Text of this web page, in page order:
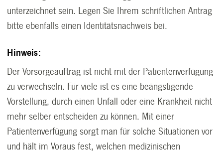
unterzeichnet sein. Legen Sie Ihrem schriftlichen Antrag
bitte ebenfalls einen Identitätsnachweis bei.
Hinweis:
Der Vorsorgeauftrag ist nicht mit der Patientenverfügung
zu verwechseln. Für viele ist es eine beängstigende
Vorstellung, durch einen Unfall oder eine Krankheit nicht
mehr selber entscheiden zu können. Mit einer
Patientenverfügung sorgt man für solche Situationen vor
und hält im Voraus fest, welchen medizinischen